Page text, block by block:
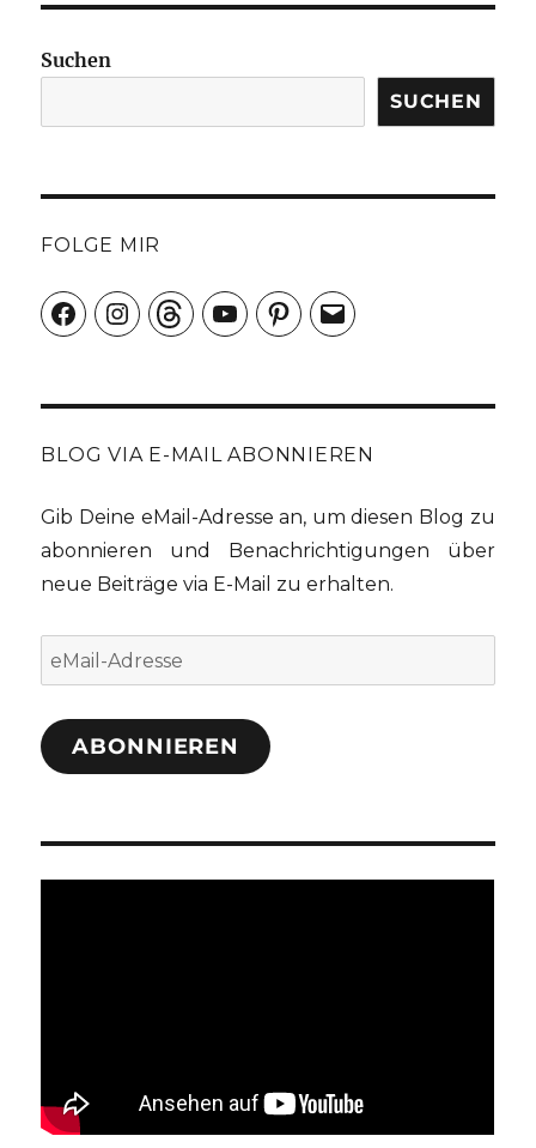
Suchen
SUCHEN
FOLGE MIR
FacebookInstagramThreadsYouTubePinterest
E-
Mail
BLOG VIA E-MAIL ABONNIEREN
Gib Deine eMail-Adresse an, um diesen Blog zu
abonnieren und Benachrichtigungen über
neue Beiträge via E-Mail zu erhalten.
eMail-
Adresse
ABONNIEREN